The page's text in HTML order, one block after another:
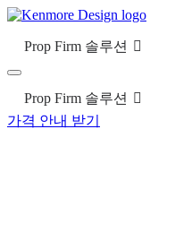
Prop Firm 솔루션
Prop Firm 솔루션
가격 안내 받기